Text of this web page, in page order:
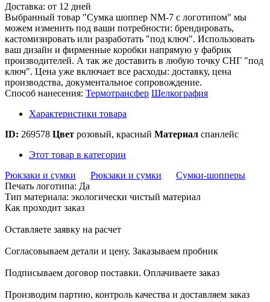
Доставка: от 12 дней
Выбранный товар "Сумка шоппер NM-7 с логотипом" мы
можем изменить под ваши потребности: брендировать,
кастомизировать или разработать "под ключ". Использовать
ваш дизайн и фирменные коробки напрямую у фабрик
производителей. А так же доставить в любую точку СНГ "под
ключ". Цена уже включает все расходы: доставку, цена
производства, документальное сопровождение.
Способ нанесения: Термотрансфер Шелкография
Характеристики товара
ID: 269578 Цвет розовый, красный Материал спанлейс
Этот товар в категории
Рюкзаки и сумки
Рюкзаки и сумки
Сумки-шопперы
Печать логотипа: Да
Тип материала: экологически чистый материал
Как проходит заказ
Оставляете заявку на расчет
Согласовываем детали и цену. Заказываем пробник
Подписываем договор поставки. Оплачиваете заказ
Производим партию, контроль качества и доставляем заказ